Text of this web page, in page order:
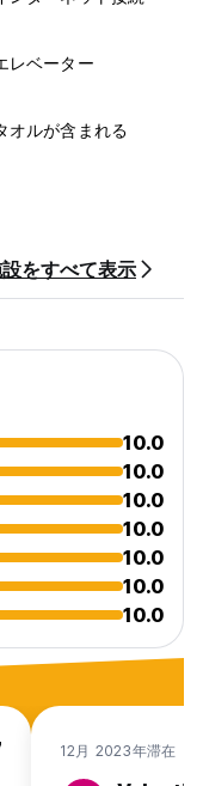
レベーター
オルが含まれる
をすべて表示
10.0
10.0
10.0
10.0
10.0
10.0
10.0
12月 2023年滞在